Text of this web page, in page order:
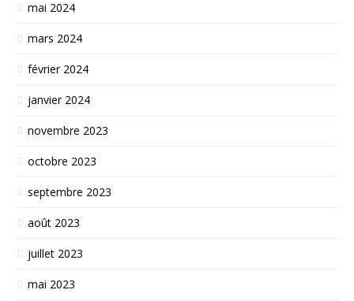
mai 2024
mars 2024
février 2024
janvier 2024
novembre 2023
octobre 2023
septembre 2023
août 2023
juillet 2023
mai 2023